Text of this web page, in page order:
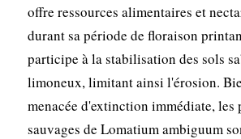
offre ressources alimentaires et
durant sa période de floraison
participe à la stabilisation des sols
limoneux, limitant ainsi l'érosion.
menacée d'extinction immédiate, les
sauvages de Lomatium ambiguum